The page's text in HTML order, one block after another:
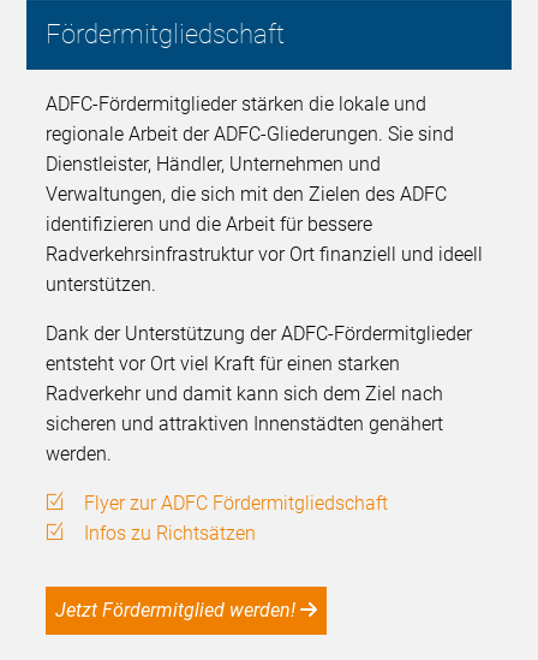
Fördermitgliedschaft
ADFC-Fördermitglieder stärken die lokale und
regionale Arbeit der ADFC-Gliederungen. Sie sind
Dienstleister, Händler, Unternehmen und
Verwaltungen, die sich mit den Zielen des ADFC
identifizieren und die Arbeit für bessere
Radverkehrsinfrastruktur vor Ort finanziell und ideell
unterstützen.
Dank der Unterstützung der ADFC-Fördermitglieder
entsteht vor Ort viel Kraft für einen starken
Radverkehr und damit kann sich dem Ziel nach
sicheren und attraktiven Innenstädten genähert
werden.
Flyer zur ADFC Fördermitgliedschaft
Infos zu Richtsätzen
Jetzt Fördermitglied werden!